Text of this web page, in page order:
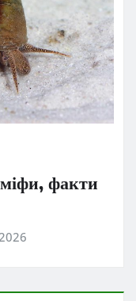
факти